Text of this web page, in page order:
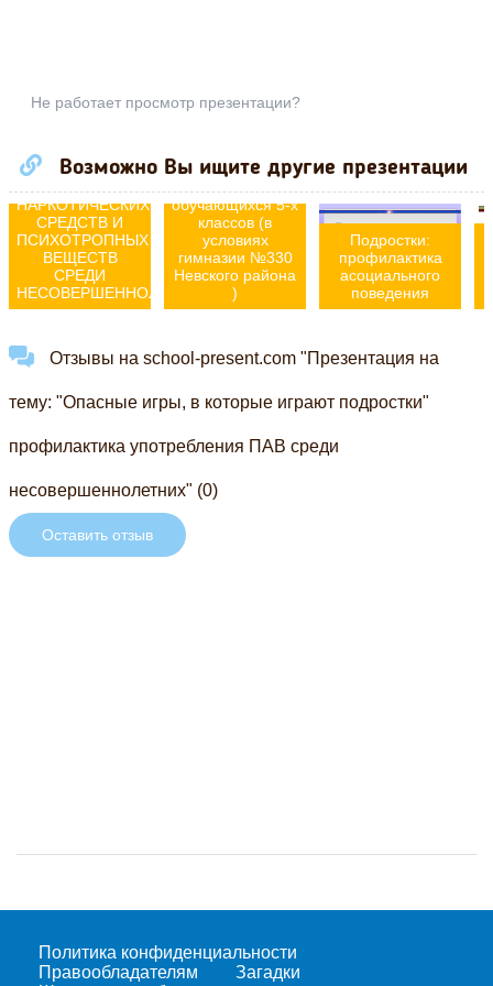
Не работает просмотр презентации?
Возможно Вы ищите другие презентации
Презентация
"ПРОФИЛАКТИКА
УПОТРЕБЛЕНИЯ
НАРКОТИЧЕСКИХ
СРЕДСТВ И
ПСИХОТРОПНЫХ
ВЕЩЕСТВ
СРЕДИ
НЕСОВЕРШЕННОЛЕТНИХ"
Презентация на
среди
несовершеннолетних
обучающихся 5-х
классов (в
условиях
гимназии №330
Невского района
)
Подростки:
профилактика
асоциального
поведения
Отзывы на school-present.com "Презентация на
тему: "Опасные игры, в которые играют подростки"
профилактика употребления ПАВ среди
несовершеннолетних" (0)
Оставить отзыв
Политика конфиденциальности
Правообладателям
Загадки